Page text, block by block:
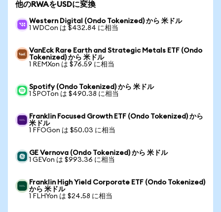
他のRWAをUSDに変換
Western Digital (Ondo Tokenized) から 米ドル
1 WDCon は $432.84 に相当
VanEck Rare Earth and Strategic Metals ETF (Ondo
Tokenized) から 米ドル
1 REMXon は $76.59 に相当
Spotify (Ondo Tokenized) から 米ドル
1 SPOTon は $490.38 に相当
Franklin Focused Growth ETF (Ondo Tokenized) から
米ドル
1 FFOGon は $50.03 に相当
GE Vernova (Ondo Tokenized) から 米ドル
1 GEVon は $993.36 に相当
Franklin High Yield Corporate ETF (Ondo Tokenized)
から 米ドル
1 FLHYon は $24.58 に相当